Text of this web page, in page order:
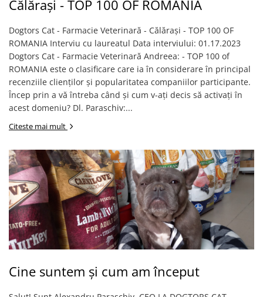
FRESH FARM
MY LOVE
ROYALIST
RECOMPENSE
ACCESORII
DIETE VETERINARE
SAMPOANE
JUCARII
SUPLIMENTE
AFECTIUNI AURICULARE
AFECTIUNI DERMATOLOGICE
AFECTIUNI DIGESTIVE
AFECTIUNI HEPATICE
AFECTIUNI OCULARE
FARMINA
FRESH FARM
MORANDO
PURINA
ACCESORII
DIETE VETERINARE
IGIENA OCHI SI URECHI
SAMPOANE
RECOMPENSE
SUPLIMENTE
AFECTIUNI AURICULARE
AFECTIUNI DERMATOLOGICE
AFECTIUNI DIGESTIVE
AFECTIUNI OCULARE
AFECTIUNI URINARE
Călărași - TOP 100 OF ROMANIA
Dogtors Cat - Farmacie Veterinară - Călărași - TOP 100 OF
ROMANIA Interviu cu laureatul Data interviului: 01.17.2023
Dogtors Cat - Farmacie Veterinară Andreea: - TOP 100 of
ROMANIA este o clasificare care ia în considerare în principal
recenziile clienților și popularitatea companiilor participante.
Încep prin a vă întreba când și cum v-ați decis să activați în
acest domeniu? Dl. Paraschiv:...
Citeste mai mult
Cine suntem și cum am început